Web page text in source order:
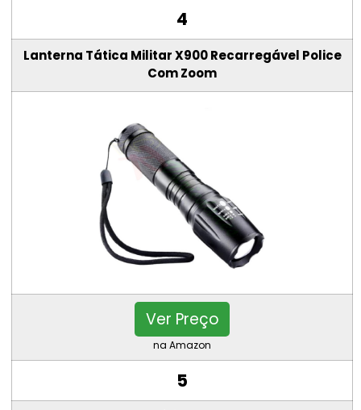
4
Lanterna Tática Militar X900 Recarregável Police
Com Zoom
Ver Preço
na Amazon
5